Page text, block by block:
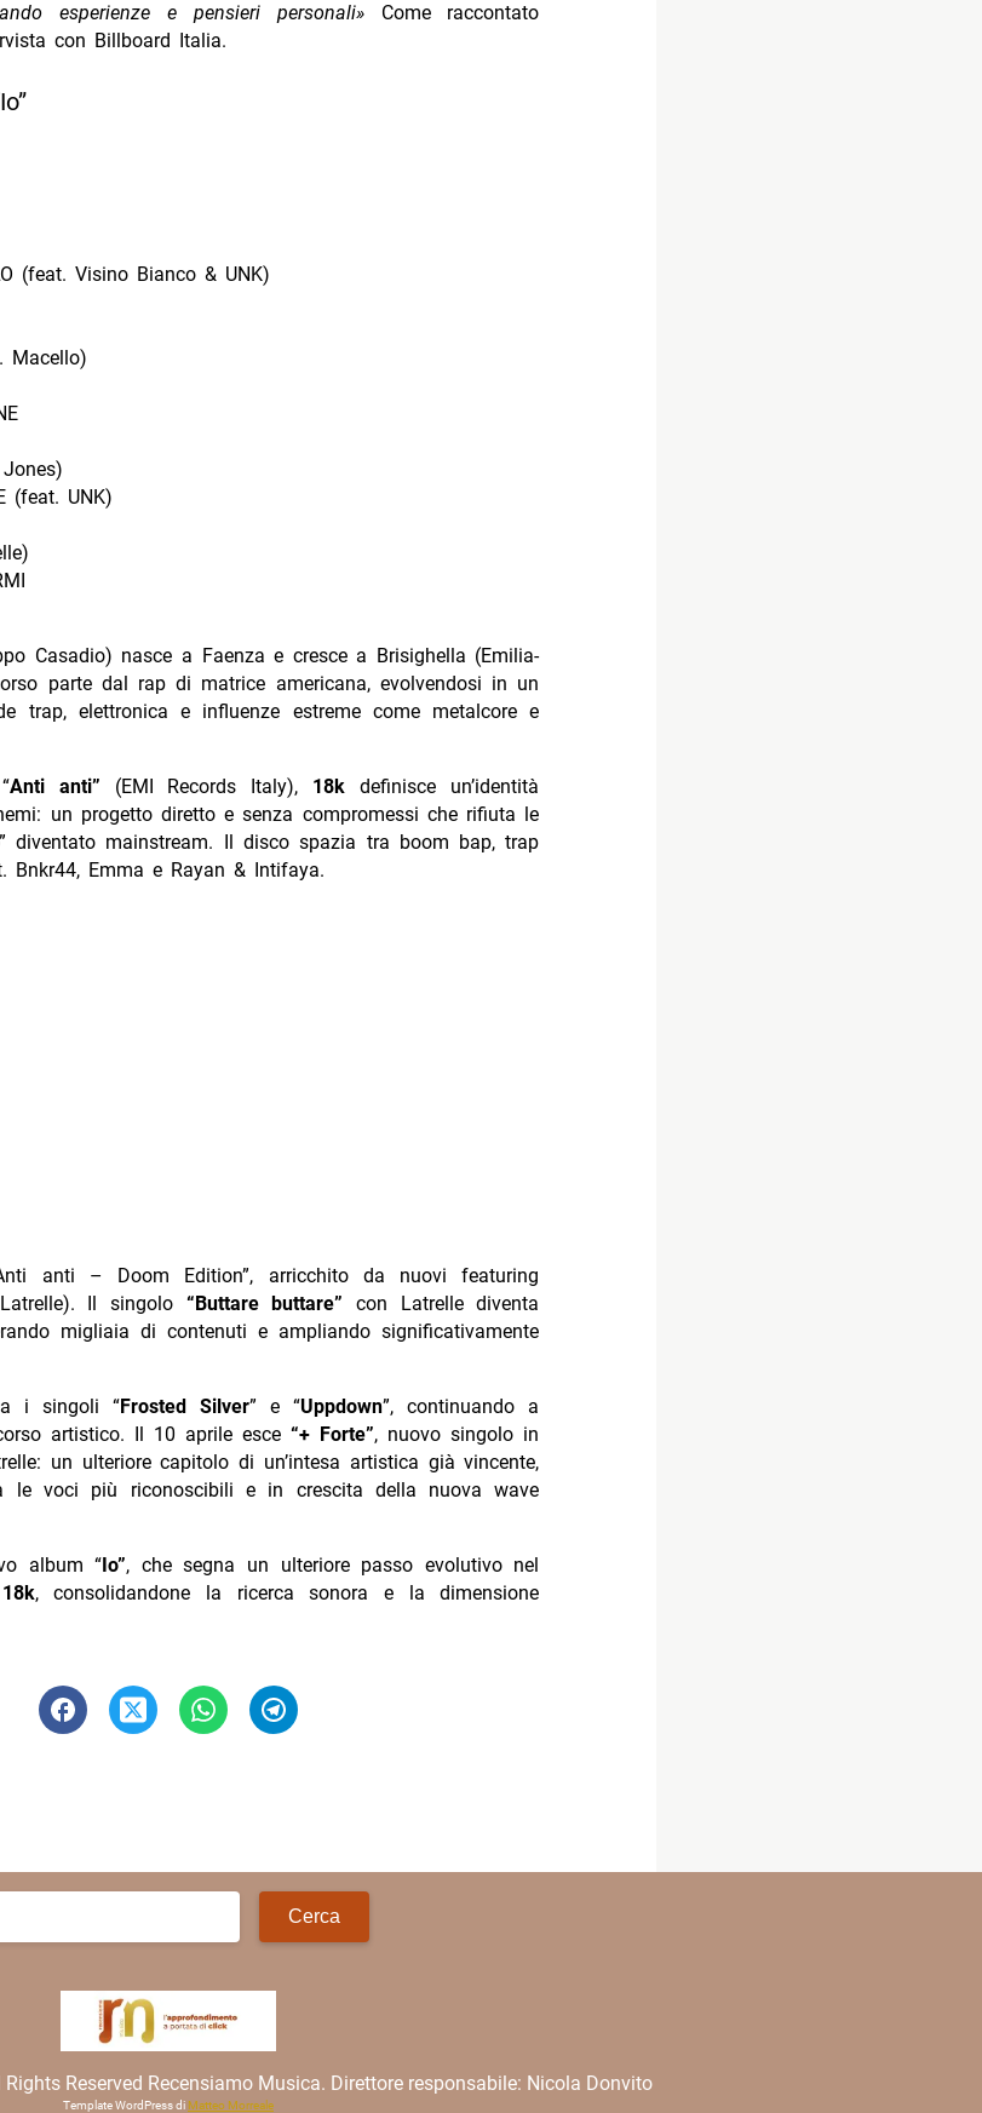
esperienze e pensieri personali»Come raccontato
con Billboard Italia.
(feat. Visino Bianco & UNK)
Macello)
(feat. UNK)
Casadio) nasce a Faenza e cresce a Brisighella (Emilia-
parte dal rap di matrice americana, evolvendosi in un
trap, elettronica e influenze estreme come metalcore e
Anti anti” (EMI Records Italy), 18k definisce un’identità
un progetto diretto e senza compromessi che rifiuta le
diventato mainstream. Il disco spazia tra boom bap, trap
Bnkr44, Emma e Rayan & Intifaya.
anti – Doom Edition”, arricchito da nuovi featuring
Il singolo “Buttare buttare” con Latrelle diventa
migliaia di contenuti e ampliando significativamente
i singoli “Frosted Silver” e “Uppdown”, continuando a
artistico. Il 10 aprile esce“+ Forte”, nuovo singolo in
un ulteriore capitolo di un’intesa artistica già vincente,
le voci più riconoscibili e in crescita della nuova wave
album “Io”, che segna un ulteriore passo evolutivo nel
18k, consolidandone la ricerca sonora e la dimensione
Reserved Recensiamo Musica. Direttore responsabile: Nicola Donvito
Template WordPress di Matteo Morreale